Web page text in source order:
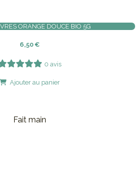
ORANGE DOUCE BIO 5G
6,50 €
0 avis
Ajouter au panier
Fait main